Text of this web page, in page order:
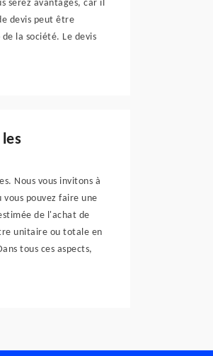
serez avantagés, car il
devis peut être
la société. Le devis
Nous vous invitons à
vous pouvez faire une
de l'achat de
unitaire ou totale en
tous ces aspects,